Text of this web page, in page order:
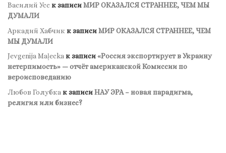
Василий Усс к записиМИР ОКАЗАЛСЯ СТРАННЕЕ, ЧЕМ МЫ
ДУМАЛИ
Аркадий Хабчик к записиМИР ОКАЗАЛСЯ СТРАННЕЕ, ЧЕМ
МЫ ДУМАЛИ
Jevgenija Maļeckaк записи«Россия экспортирует в Украину
нетерпимость» — отчёт американской Комиссии по
вероисповеданию
Любов Голубка к записиНАУ ЭРА – новая парадигма,
религия или бизнес?